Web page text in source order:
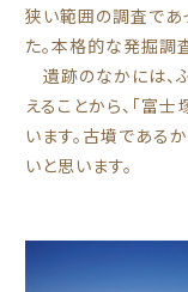
狭い範囲の調査であ
た。本格的な発掘調
遺跡のなかには、
えることから、「富
います。古墳である
いと思います。